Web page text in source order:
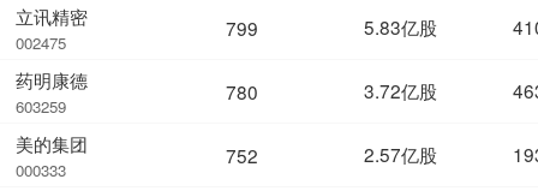
立讯精密
002475
药明康德
603259
美的集团
000333
799 5.83亿股
780 3.72亿股
752 2.57亿股